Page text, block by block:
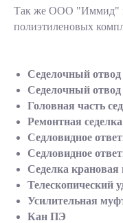
Так же ООО "Иммид"
полиэтиленовых
Седелочный отвод
Седелочный отвод
Головная часть
Ремонтная седелка
Седловидное
Седловидное
Седелка крановая
Телескопический
Усилительная
Кан ПЭ